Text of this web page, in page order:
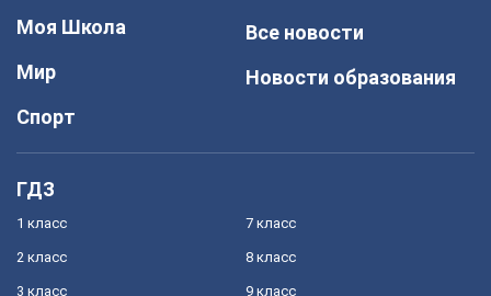
Моя Школа
Мир
Спорт
Все новости
Новости образования
ГДЗ
1 класс
2 класс
3 класс
7 класс
8 класс
9 класс